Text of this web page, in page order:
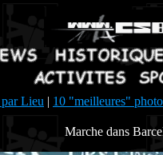
Lieu | 10 "meilleures"
Marche dans